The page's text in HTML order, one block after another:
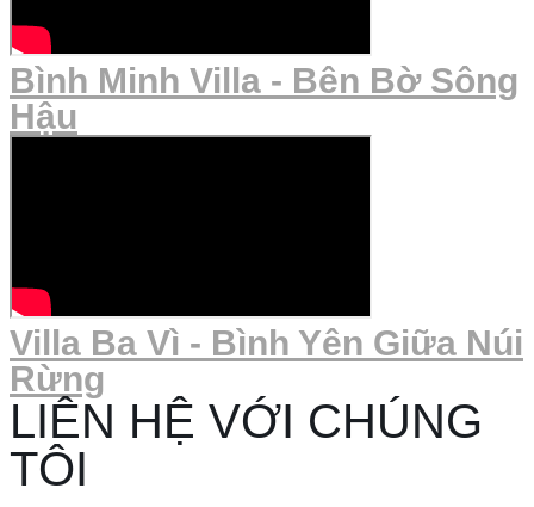
Bình Minh Villa - Bên Bờ Sông
Hậu
Villa Ba Vì - Bình Yên Giữa Núi
Rừng
LIÊN HỆ VỚI CHÚNG
TÔI